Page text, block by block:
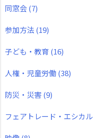
同窓会(7)
参加方法(19)
子ども・教育 (16)
人権・児童労働(38)
防災・災害(9)
フェアトレード・エシカル